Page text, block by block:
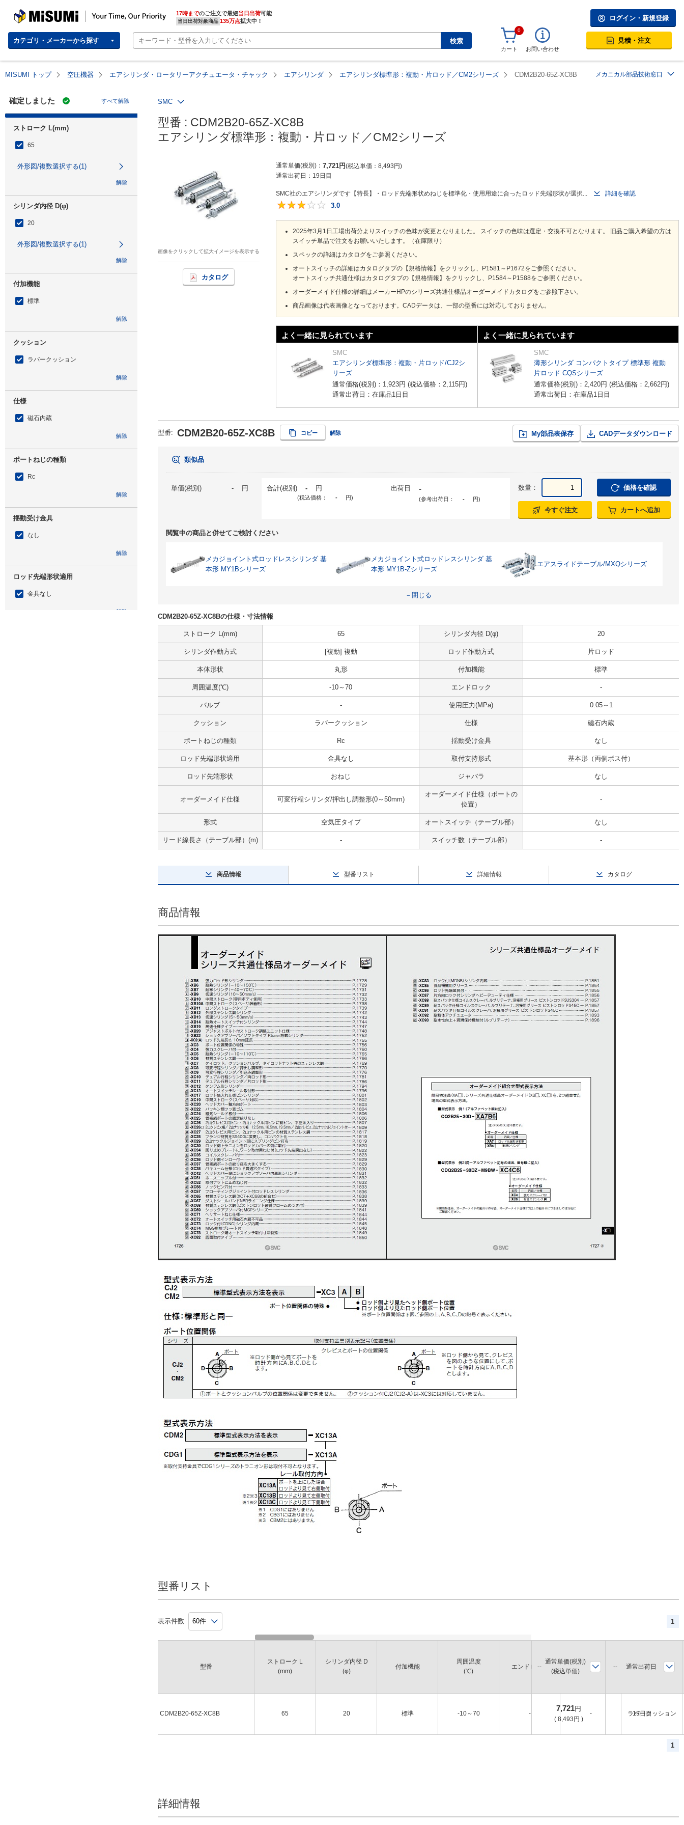
MISUMI | Your Time, Our Priority 17時までのご注文で最短当日出荷
当日出荷対象商品 135万点拡大中！
カテゴリ・メーカーから探す 検索
ログイン・新規登録
0
カート お問い合わせ
見積・注文
MISUMI トップ 空圧機器 エアシリンダ・ロータリーアクチュエータ・チャック エアシリンダ エアシリンダ標準形：複動・片ロッド／CM2シリーズ CDM2B20-65Z-XC8B メカニカル部品技術窓口
確定しました すべて解除
ストローク L(mm)
65
外形図/複数選択する(1)
解除
シリンダ内径 D(φ)
20
外形図/複数選択する(1)
解除
付加機能
標準
解除
クッション
ラバークッション
解除
仕様
磁石内蔵
解除
ポートねじの種類
Rc
解除
揺動受け金具
なし
解除
ロッド先端形状適用
金具なし
解除
SMC
型番 : CDM2B20-65Z-XC8B
エアシリンダ標準形：複動・片ロッド／CM2シリーズ
画像をクリックして拡大イメージを表示する
カタログ
通常単価(税別) 7,721円 税込単価 8,493円
通常出荷日： 19日目
SMC社のエアシリンダです【特長】・ロッド先端形状めねじを標準化・使用用途に合ったロッド先端形状が選択...
詳細を確認
3.0
2025年3月1日工場出荷分よりスイッチの色味が変更となりました。 スイッチの色味は選定・交換不可となります。 旧品ご購入希望の方は
スイッチ単品で注文をお願いいたします。（在庫限り）
スペックの詳細はカタログをご参照ください。
オートスイッチの詳細はカタログタブの【規格情報】をクリックし、P1581～P1672をご参照ください。
オートスイッチ共通仕様はカタログタブの【規格情報】をクリックし、P1584～P1588をご参照ください。
オーダーメイド仕様の詳細はメーカーHPのシリーズ共通仕様品オーダーメイドカタログをご参照下さい。
商品画像は代表画像となっております。CADデータは、一部の型番には対応しておりません。
よく一緒に見られています
SMC
エアシリンダ標準形：複動・片ロッド/CJ2シ
リーズ
通常価格(税別)： 1,923円 (税込価格： 2,115円)
通常出荷日：在庫品1日目
よく一緒に見られています
SMC
薄形シリンダ コンパクトタイプ 標準形 複動
片ロッド CQSシリーズ
通常価格(税別)： 2,420円 (税込価格： 2,662円)
通常出荷日：在庫品1日目
型番: CDM2B20-65Z-XC8B コピー 解除 My部品表保存 CADデータダウンロード
類似品
単価(税別) - 円 合計(税別) - 円
(税込価格： - 円)
出荷日 -
(参考出荷日： - 円)
数量： 価格を確認
今すぐ注文 カートへ追加
閲覧中の商品と併せてご検討ください
メカジョイント式ロッドレスシリンダ 基
本形 MY1Bシリーズ
メカジョイント式ロッドレスシリンダ 基
本形 MY1B-Zシリーズ
エアスライドテーブル/MXQシリーズ
－閉じる
CDM2B20-65Z-XC8Bの仕様・寸法情報
ストローク L(mm) 65 シリンダ内径 D(φ) 20
シリンダ作動方式 [複動] 複動 ロッド作動方式 片ロッド
本体形状 丸形 付加機能 標準
周囲温度(℃) -10～70 エンドロック -
バルブ - 使用圧力(MPa) 0.05～1
クッション ラバークッション 仕様 磁石内蔵
ポートねじの種類 Rc 揺動受け金具 なし
ロッド先端形状適用 金具なし 取付支持形式 基本形（両側ボス付）
ロッド先端形状 おねじ ジャバラ なし
オーダーメイド仕様 可変行程シリンダ/押出し調整形(0～50mm)
オーダーメイド仕様（ポートの
位置）
-
形式 空気圧タイプ オートスイッチ（テーブル部） なし
リード線長さ（テーブル部）(m) - スイッチ数（テーブル部） -
商品情報 型番リスト 詳細情報 カタログ
商品情報
型番リスト
表示件数 1
型番
CDM2B20-65Z-XC8B
ストローク L
(mm)
シリンダ内径 D
(φ)
付加機能
周囲温度
(℃)
エンドロック バルブ クッション
65 20 標準 -10～70 - - ラバークッション
通常単価(税別)
(税込単価)
通常出荷日
7,721円
( 8,493 円 )
19日目
1
詳細情報